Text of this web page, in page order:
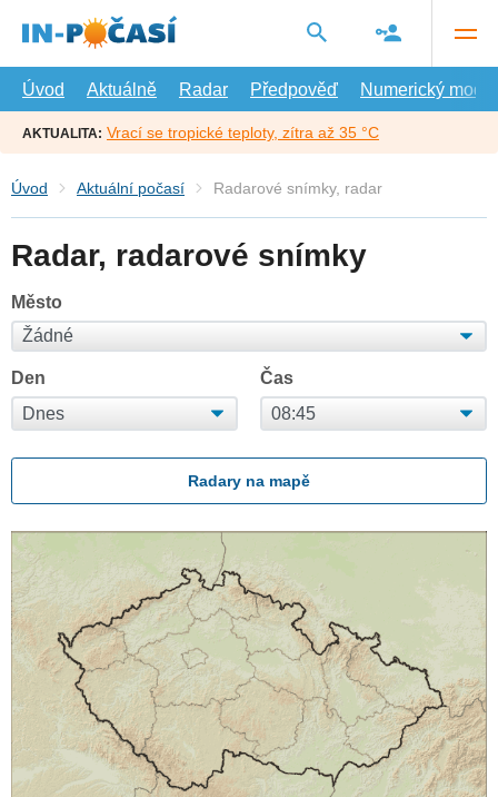
hlavní
Úvod
Aktuálně Radar Předpověď Numerický model
AKTUALITA: Vrací se tropické teploty, zítra až 35 °C
Úvod Aktuální počasí Radarové snímky, radar
Radar, radarové snímky
Město
Den Čas
Radary na mapě